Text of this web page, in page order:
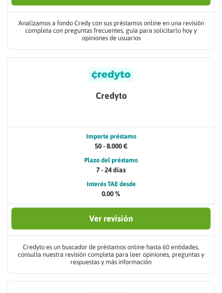
Analizamos a fondo Credy con sus préstamos online en una revisión
completa con preguntas frecuentes, guía para solicitarlo hoy y
opiniones de usuarios
Credyto
Importe préstamo
50 - 8.000 €
Plazo del préstamo
7 - 24 días
Interés TAE desde
0.00 %
Ver revisión
Credyto es un buscador de préstamos online hasta 60 entidades,
consulta nuestra revisión completa para leer opiniones, preguntas y
respuestas y más información